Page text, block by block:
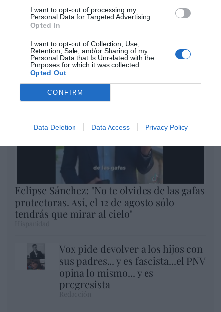
I want to opt-out of processing my
Personal Data for Targeted Advertising.
Opted In
I want to opt-out of Collection, Use,
Retention, Sale, and/or Sharing of my
Personal Data that Is Unrelated with the
Purposes for which it was collected.
Opted Out
CONFIRM
Data Deletion Data Access Privacy Policy
miércoles en los 20.057 puntos,
un nuevo récord
Argumentos
Eclipse Sánchez: "No te olvides de las gafas
protectoras. Así, el 12 de agosto sólo
tendrás que mirar al cielo"
Vox pide devolver a los hijos con
sus padres... y es fascista...el PNV
opina lo mismo... y es
progresista